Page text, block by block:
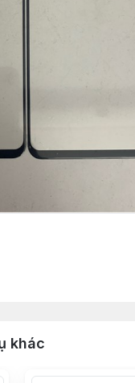
khác